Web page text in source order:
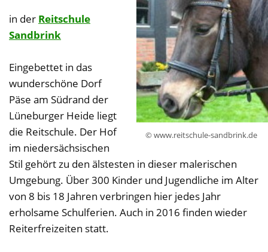
© www.reitschule-sandbrink.de
in der Reitschule
Sandbrink
Eingebettet in das
wunderschöne Dorf
Päse am Südrand der
Lüneburger Heide liegt
die Reitschule. Der Hof
im niedersächsischen
Stil gehört zu den älstesten in dieser malerischen
Umgebung. Über 300 Kinder und Jugendliche im Alter
von 8 bis 18 Jahren verbringen hier jedes Jahr
erholsame Schulferien. Auch in 2016 finden wieder
Reiterfreizeiten statt.